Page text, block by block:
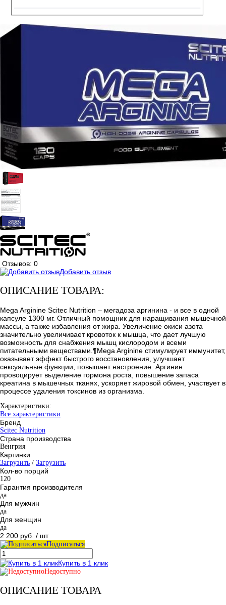
Отзывов: 0
Добавить отзыв
ОПИСАНИЕ ТОВАРА:
Mega Arginine Scitec Nutrition – мегадоза аргинина - и все в одной
капсуле 1300 мг. Отличный помощник для наращивания мышечной
массы, а также избавления от жира. Увеличение окиси азота
значительно увеличивает кровоток к мышца, что дает лучшую
возможность для снабжения мышц кислородом и всеми
питательными веществами.¶Mega Arginine стимулирует иммунитет,
оказывает эффект быстрого восстановления, улучшает
сексуальные функции, повышает настроение. Аргинин
провоцирует выделение гормона роста, повышение запаса
креатина в мышечных тканях, ускоряет жировой обмен, участвует в
процессе удаления токсинов из организма.
Характеристики:
Все характеристики
Бренд
Scitec Nutrition
Страна производства
Венгрия
Картинки
Загрузить / Загрузить
Кол-во порций
120
Гарантия производителя
да
Для мужчин
да
Для женщин
да
2 200 руб. / шт
Подписаться
Купить в 1 клик
Недоступно
ОПИСАНИЕ ТОВАРА